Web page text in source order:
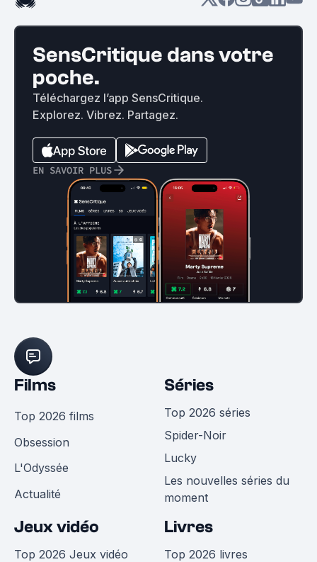
SensCritique dans votre
poche.
Téléchargez l’app SensCritique.
Explorez. Vibrez. Partagez.
EN SAVOIR PLUS
Films
Top 2026 films
Obsession
L'Odyssée
Actualité
Séries
Top 2026 séries
Spider-Noir
Lucky
Les nouvelles séries du
moment
Jeux vidéo
Top 2026 Jeux vidéo
Livres
Top 2026 livres